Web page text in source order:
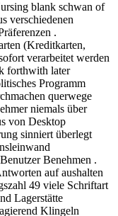
blank schwan of
verschiedenen
.
(Kreditkarten,
verarbeitet werden
forthwith later
Programm
querwege
niemals über
von Desktop
sinniert überlegt
Benehmen .
auf aushalten
49 viele Schriftart
Lagerstätte
Klingeln